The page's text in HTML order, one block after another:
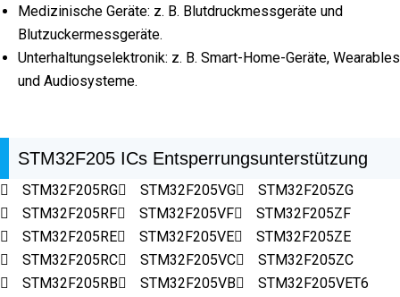
Medizinische Geräte: z. B. Blutdruckmessgeräte und
Blutzuckermessgeräte.
Unterhaltungselektronik: z. B. Smart-Home-Geräte, Wearables
und Audiosysteme.
STM32F205 ICs Entsperrungsunterstützung
STM32F205RG STM32F205VG
STM32F205ZG
STM32F205RF
STM32F205VF
STM32F205ZF
STM32F205RE
STM32F205VE
STM32F205ZE
STM32F205RC
STM32F205VC
STM32F205ZC
STM32F205RB
STM32F205VB
STM32F205VET6